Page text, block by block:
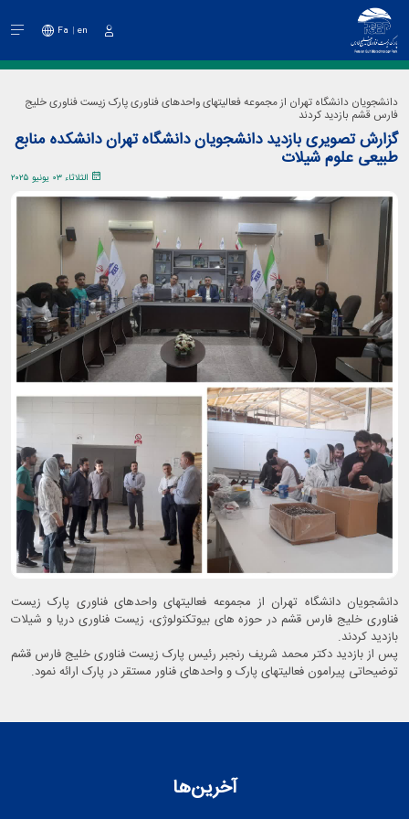
Fa en
دانشجویان دانشگاه تهران از مجموعه فعالیتهای واحدهای فناوری پارک زیست فناوری خلیج
فارس قشم بازدید کردند
گزارش تصویری بازدید دانشجویان دانشگاه تهران دانشکده منابع
طبیعی علوم شیلات
الثلاثاء ٠٣ يونيو ٢٠٢٥
دانشجویان دانشگاه تهران از مجموعه فعالیتهای واحدهای فناوری پارک زیست
فناوری خلیج فارس قشم در حوزه های بیوتکنولوژی، زیست فناوری دریا و شیلات
بازدید کردند.
پس از بازدید دکتر محمد شریف رنجبر رئیس پارک زیست فناوری خلیج فارس قشم
توضیحاتی پیرامون فعالیتهای پارک و واحدهای فناور مستقر در پارک ارائه نمود.
آخرین‌ها